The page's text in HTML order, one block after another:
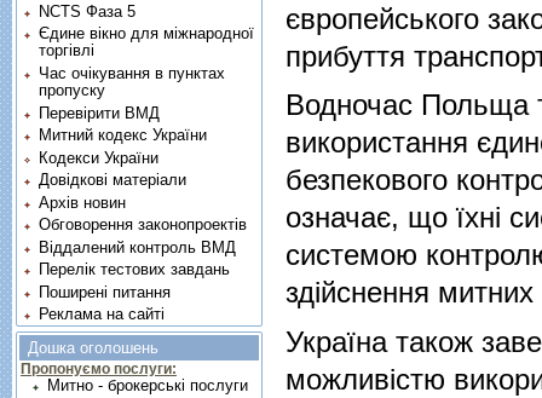
європейського
прибуття
Водночас Польща
використання
безпекового
означає, що їхні
системою
здійснення
Україна також
можливістю
NCTS Фаза 5
Єдине вікно для міжнародної
торгівлі
Час очікування в пунктах
пропуску
Перевірити ВМД
Митний кодекс України
Кодекси України
Довідкові матеріали
Архів новин
Обговорення законопроектів
Віддалений контроль ВМД
Перелік тестових завдань
Поширені питання
Реклама на сайті
Дошка оголошень
Пропонуємо послуги:
Митно - брокерські послуги